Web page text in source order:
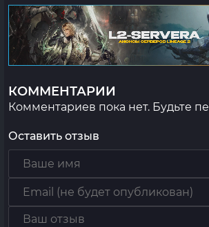
КОММЕНТАРИИ
Комментариев пока нет. Будьте
Оставить отзыв